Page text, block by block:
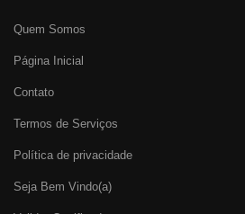
Quem Somos
Página Inicial
Contato
Termos de Serviços
Política de privacidade
Seja Bem Vindo(a)